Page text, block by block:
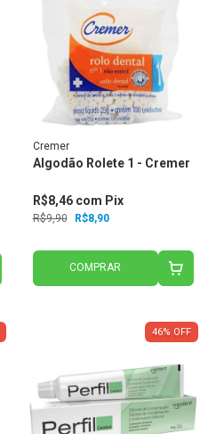
Cremer
Algodão Rolete 1 - Cremer
R$9,90 R$8,90
R$8,46 com Pix
COMPRAR
46% OFF